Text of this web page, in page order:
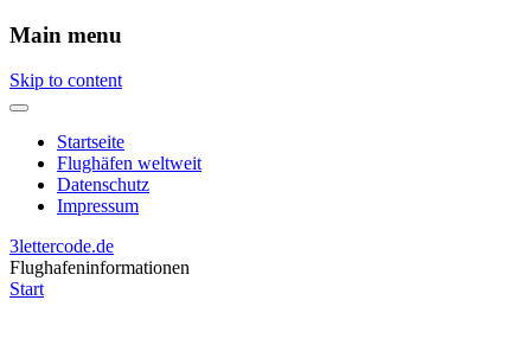
Main menu
Skip to content
Startseite
Flughäfen weltweit
Datenschutz
Impressum
3lettercode.de
Flughafeninformationen
Start